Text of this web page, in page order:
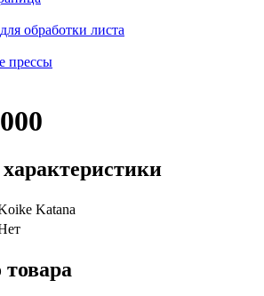
обработки листа
прессы
Katana